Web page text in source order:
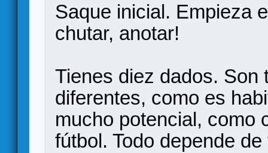
Saque inicial. Empieza
chutar, anotar!
Tienes diez dados. Son
diferentes, como es
mucho potencial, como
fútbol. Todo depende